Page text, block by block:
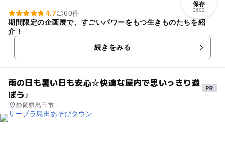
保存
2602
4.7
60件
期間限定の企画展で、すごいパワーをもつ生きものたちを紹
介！
続きをみる
雨の日も暑い日も安心☆快適な屋内で思いっきり遊
ぼう♪
静岡県島田市